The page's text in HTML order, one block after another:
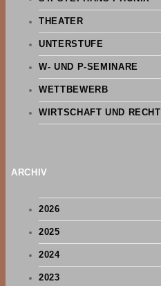
THEATER
UNTERSTUFE
W- UND P-SEMINARE
WETTBEWERB
WIRTSCHAFT UND RECHT
ARCHIV
2026
2025
2024
2023